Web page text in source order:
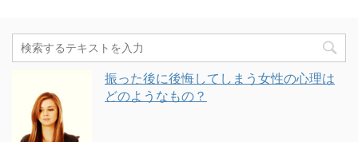
振った後に後悔してしまう女性の心理は
どのようなもの？